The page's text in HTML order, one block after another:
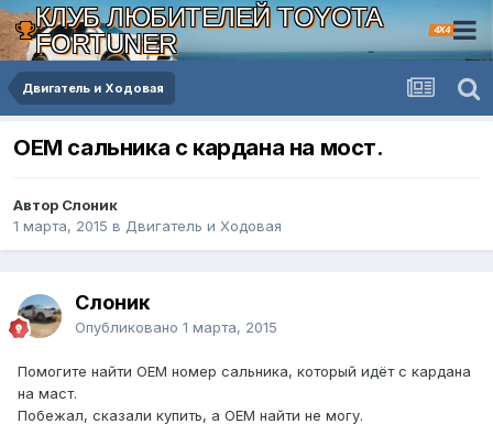
КЛУБ ЛЮБИТЕЛЕЙ TOYOTA
FORTUNER
4X4
Двигатель и Ходовая
OEM сальника с кардана на мост.
Автор Слоник
1 марта, 2015 в Двигатель и Ходовая
Слоник
Опубликовано 1 марта, 2015
Помогите найти OEM номер сальника, который идёт с кардана
на маст.
Побежал, сказали купить, а OEM найти не могу.